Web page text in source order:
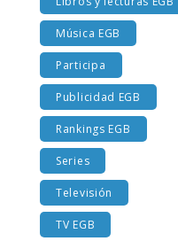
Libros y lecturas EGB
Música EGB
Participa
Publicidad EGB
Rankings EGB
Series
Televisión
TV EGB